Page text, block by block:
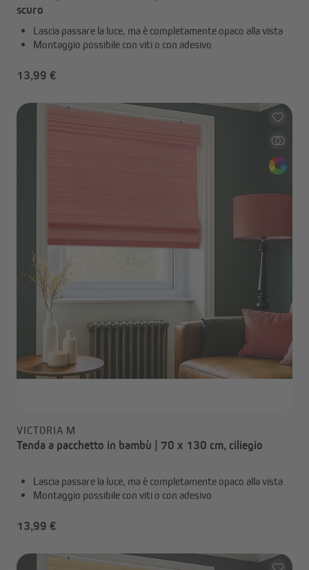
scuro
Lascia passare la luce, ma è completamente opaco alla vista
Montaggio possibile con viti o con adesivo
13,99 €
VICTORIA M
Tenda a pacchetto in bambù | 70 x 130 cm, ciliegio
Lascia passare la luce, ma è completamente opaco alla vista
Montaggio possibile con viti o con adesivo
13,99 €